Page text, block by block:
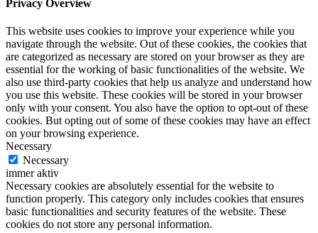
Privacy Overview
This website uses cookies to improve your experience while you
navigate through the website. Out of these cookies, the cookies that
are categorized as necessary are stored on your browser as they are
essential for the working of basic functionalities of the website. We
also use third-party cookies that help us analyze and understand how
you use this website. These cookies will be stored in your browser
only with your consent. You also have the option to opt-out of these
cookies. But opting out of some of these cookies may have an effect
on your browsing experience.
Necessary
Necessary
immer aktiv
Necessary cookies are absolutely essential for the website to
function properly. This category only includes cookies that ensures
basic functionalities and security features of the website. These
cookies do not store any personal information.